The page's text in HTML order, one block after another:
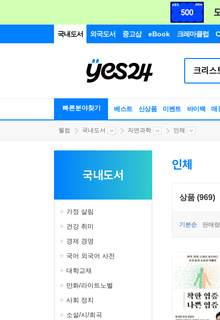
국내도서 외국도서 중고샵 eBook 크레마클럽
빠른분야찾기 베스트 신상품 이벤트 바이백 매
웰컴 국내도서 자연과학 인체
국내도서
가정 살림
건강 취미
경제 경영
국어 외국어 사전
대학교재
만화/라이트노벨
사회 정치
소설/시/희곡
인체
상품 (969)
기본순 판매